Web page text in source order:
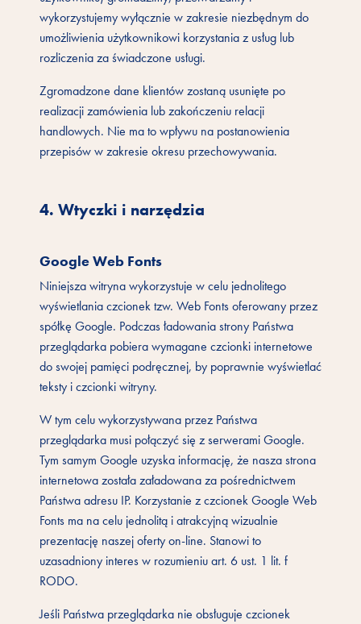
wykorzystujemy wyłącznie w zakresie niezbędnym do
umożliwienia użytkownikowi korzystania z usług lub
rozliczenia za świadczone usługi.
Zgromadzone dane klientów zostaną usunięte po
realizacji zamówienia lub zakończeniu relacji
handlowych. Nie ma to wpływu na postanowienia
przepisów w zakresie okresu przechowywania.
4. Wtyczki i narzędzia
Google Web Fonts
Niniejsza witryna wykorzystuje w celu jednolitego
wyświetlania czcionek tzw. Web Fonts oferowany przez
spółkę Google. Podczas ładowania strony Państwa
przeglądarka pobiera wymagane czcionki internetowe
do swojej pamięci podręcznej, by poprawnie wyświetlać
teksty i czcionki witryny.
W tym celu wykorzystywana przez Państwa
przeglądarka musi połączyć się z serwerami Google.
Tym samym Google uzyska informację, że nasza strona
internetowa została załadowana za pośrednictwem
Państwa adresu IP. Korzystanie z czcionek Google Web
Fonts ma na celu jednolitą i atrakcyjną wizualnie
prezentację naszej oferty on-line. Stanowi to
uzasadniony interes w rozumieniu art. 6 ust. 1 lit. f
RODO.
Jeśli Państwa przeglądarka nie obsługuje czcionek